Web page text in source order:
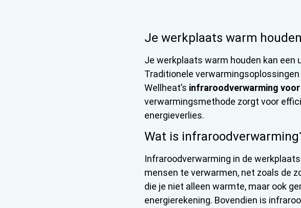
Je werkplaats warm
Je werkplaats warm houden kan een
Traditionele
Wellheat’s infraroodverwarming
verwarmingsmethode zorgt voor
energieverlies.
Wat is
Infraroodverwarming in de
mensen te verwarmen, net zoals de
die je niet alleen warmte, maar ook
energierekening. Bovendien is